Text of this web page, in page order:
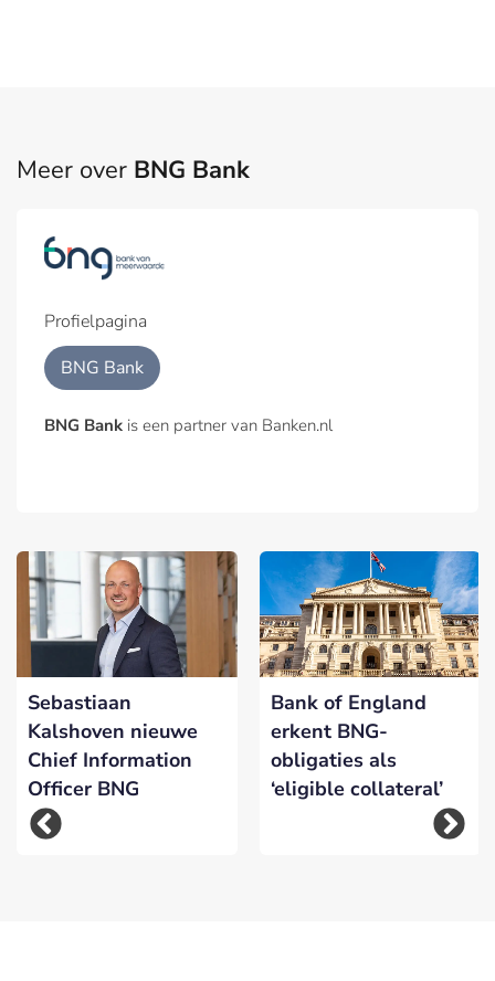
Meer over BNG Bank
Profielpagina
BNG Bank
BNG Bank is een partner van Banken.nl
Sebastiaan
Kalshoven nieuwe
Chief Information
Officer BNG
Bank of England
erkent BNG-
obligaties als
‘eligible collateral’